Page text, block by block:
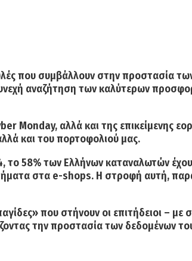
που συμβάλλουν στην προστασία
αναζήτηση των καλύτερων
Monday, αλλά και της επικείμενης
και του πορτοφολιού μας.
το 58% των Ελλήνων καταναλωτών
στα e-shops. Η στροφή αυτή,
που στήνουν οι επιτήδειοι –
την προστασία των δεδομένων